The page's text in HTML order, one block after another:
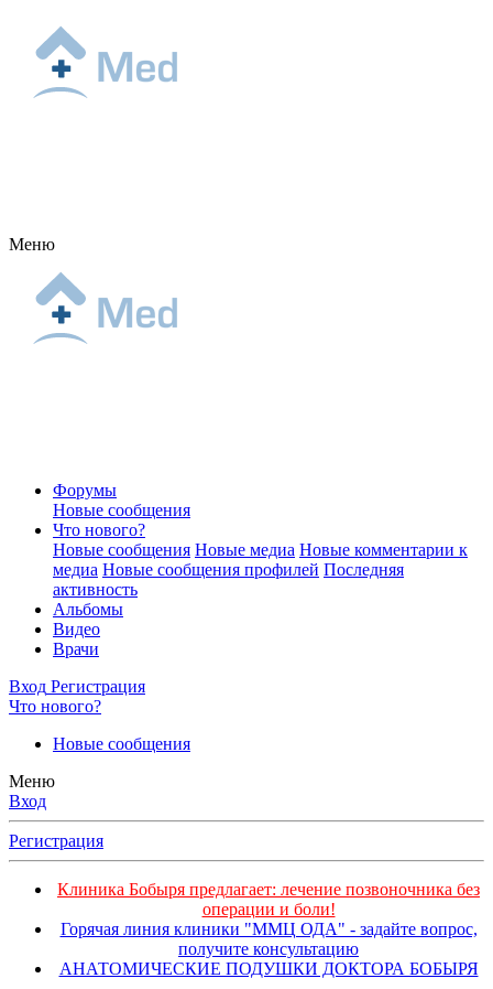
Меню
Форумы
Новые сообщения
Что нового?
Новые сообщения Новые медиа Новые комментарии к
медиа Новые сообщения профилей Последняя
активность
Альбомы
Видео
Врачи
Вход Регистрация
Что нового?
Новые сообщения
Меню
Вход
Регистрация
Клиника Бобыря предлагает: лечение позвоночника без
операции и боли!
Горячая линия клиники "ММЦ ОДА" - задайте вопрос,
получите консультацию
АНАТОМИЧЕСКИЕ ПОДУШКИ ДОКТОРА БОБЫРЯ